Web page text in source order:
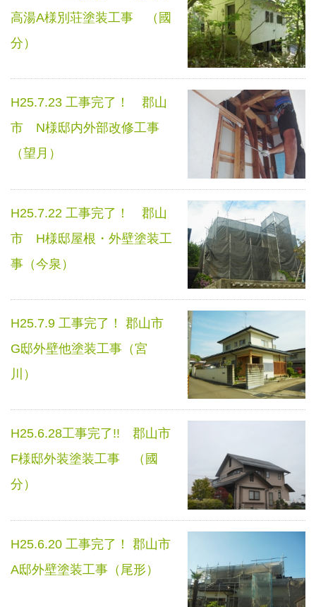
高湯A様別荘塗装工事 （國
分）
H25.7.23 工事完了！ 郡山
市 N様邸内外部改修工事
（望月）
H25.7.22 工事完了！ 郡山
市 H様邸屋根・外壁塗装工
事（今泉）
H25.7.9 工事完了！ 郡山市
G邸外壁他塗装工事（宮
川）
H25.6.28工事完了!! 郡山市
F様邸外装塗装工事 （國
分）
H25.6.20 工事完了！ 郡山市
A邸外壁塗装工事（尾形）